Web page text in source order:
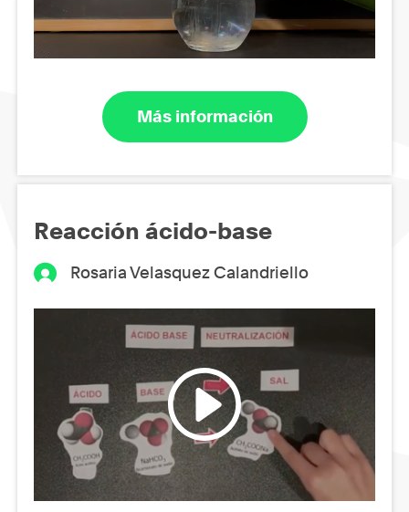
Más información
Reacción ácido-base
Rosaria Velasquez Calandriello